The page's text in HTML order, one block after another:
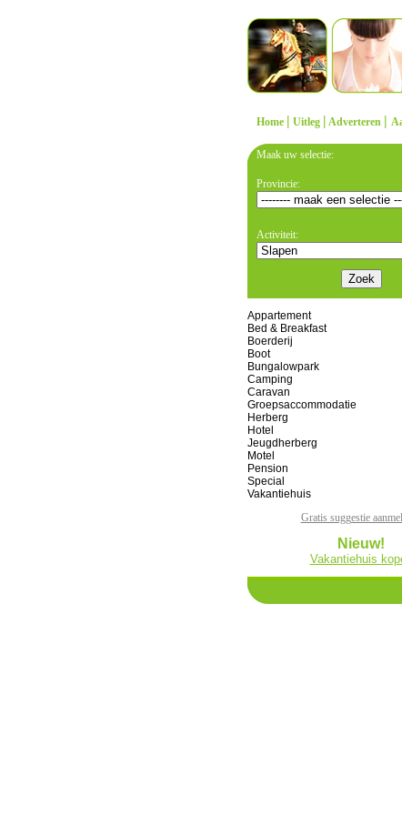
Home | Uitleg | Adverteren |
Maak uw selectie:
Provincie:
Activiteit:
Appartement
Bed & Breakfast
Boerderij
Boot
Bungalowpark
Camping
Caravan
Groepsaccommodatie
Herberg
Hotel
Jeugdherberg
Motel
Pension
Special
Vakantiehuis
Gratis suggestie
Nieuw!
Vakantiehuis